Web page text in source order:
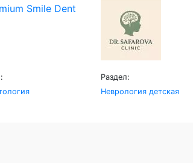
Раздел:
Неврология детская